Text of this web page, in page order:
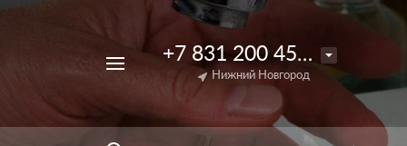
+7 831 200 45 85
Нижний Новгород